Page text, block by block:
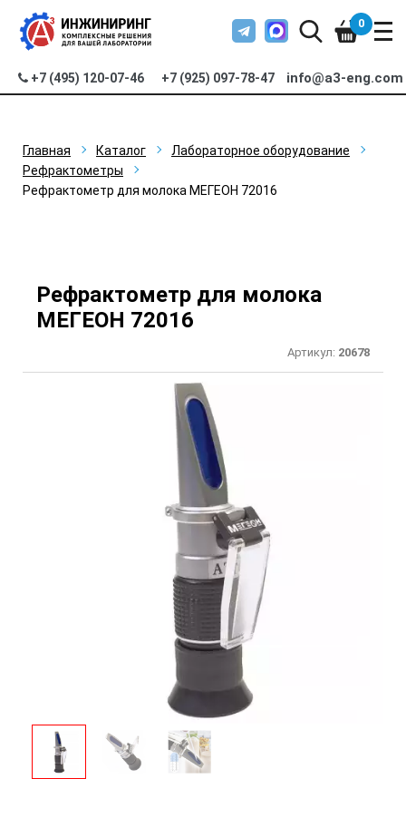
+7 (495) 120-07-46 +7 (925) 097-78-47 info@a3-eng.com
0
Главная Каталог
Лабораторное оборудование
Рефрактометры
Рефрактометр для молока МЕГЕОН 72016
Рефрактометр для молока
МЕГЕОН 72016
Артикул: 20678